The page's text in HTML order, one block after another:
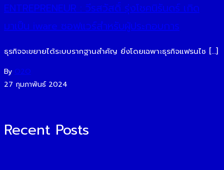
ENTREPRENEUR : วีรสวัสดิ์ รุ่งโชคนิรันดร์ เกิด
มาเป็น iware ซอฟแวร์สำหรับผู้ประกอบการ
ธุรกิจจะขยายได้ระบบรากฐานสำคัญ ยิ่งโดยเฉพาะธุรกิจแฟรนไช […]
By O2O
27 กุมภาพันธ์ 2024
Recent Posts